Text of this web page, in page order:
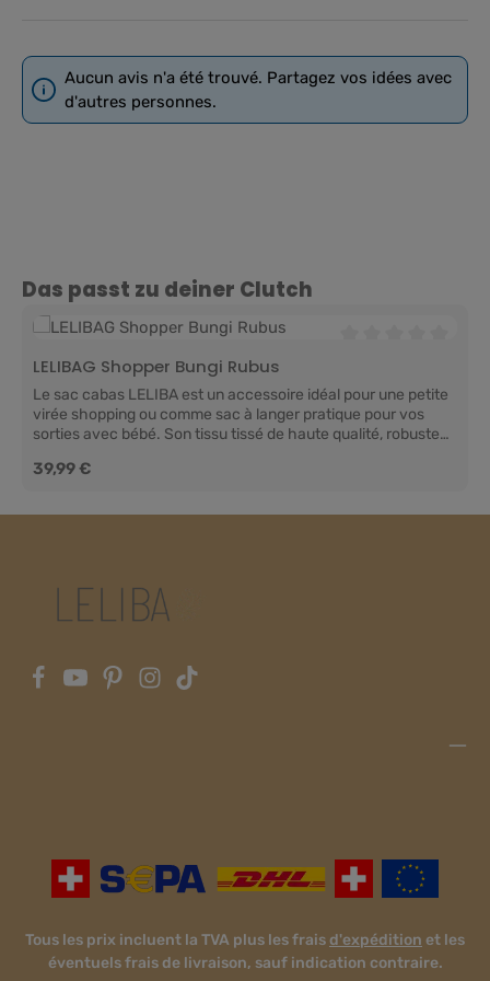
Aucun avis n'a été trouvé. Partagez vos idées avec
d'autres personnes.
Ignorer la galerie de produits
Das passt zu deiner Clutch
LELIBAG Shopper Bungi Rubus
Le sac cabas LELIBA est un accessoire idéal pour une petite
virée shopping ou comme sac à langer pratique pour vos
sorties avec bébé. Son tissu tissé de haute qualité, robuste
sécurité. De longues sangles pratiques vous permettent de
poussette. (Convient à la plupart des poussettes.) Deux
du sac et se ferme par une fermeture éclair. Dimensions :
45 cm x 35 cm x 12 cmInformations sur le fabricant : LELIBA
Prix régulier :
39,99 €
Tous les prix incluent la TVA plus les fraisd'expédition et les
éventuels frais de livraison, sauf indication contraire.